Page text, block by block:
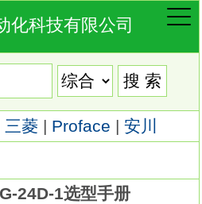
化科技有限公司
三菱| Proface | 安川
24D-1选型手册